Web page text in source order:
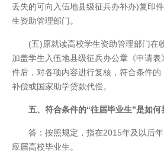
丢失的可向入伍地县级征兵办补办)复印
生资助管理部门。
(五)原就读高校学生资助管理部门在
加盖学生入伍地县级征兵办公章《申请
件后，对各项内容进行复核，符合条件
补偿或国家助学贷款代偿。
五、符合条件的“往届毕业生”是如何
答：按照规定，指在2015年及以后
应届高校毕业生。